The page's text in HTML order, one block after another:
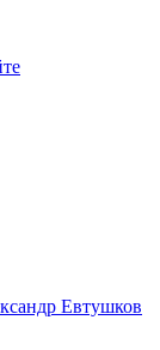
Евтушков